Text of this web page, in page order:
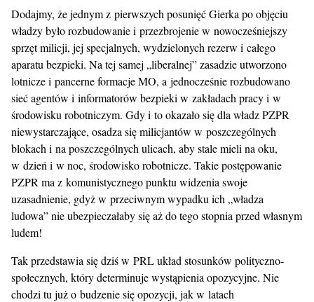
Dodajmy, że jednym z pierwszych posunięć Gierka po objęciu
władzy było rozbudowanie i przezbrojenie w nowocześniejszy
sprzęt milicji, jej specjalnych, wydzielonych rezerw i całego
aparatu bezpieki. Na tej samej „liberalnej” zasadzie utworzono
lotnicze i pancerne formacje MO, a jednocześnie rozbudowano
sieć agentów i informatorów bezpieki w zakładach pracy i w
środowisku robotniczym. Gdy i to okazało się dla władz PZPR
niewystarczające, osadza się milicjantów w poszczególnych
blokach i na poszczególnych ulicach, aby stale mieli na oku,
w dzień i w noc, środowisko robotnicze. Takie postępowanie
PZPR ma z komunistycznego punktu widzenia swoje
uzasadnienie, gdyż w przeciwnym wypadku ich „władza
ludowa” nie ubezpieczałaby się aż do tego stopnia przed własnym
ludem!
Tak przedstawia się dziś w PRL układ stosunków polityczno-
społecznych, który determinuje wystąpienia opozycyjne. Nie
chodzi tu już o budzenie się opozycji, jak w latach